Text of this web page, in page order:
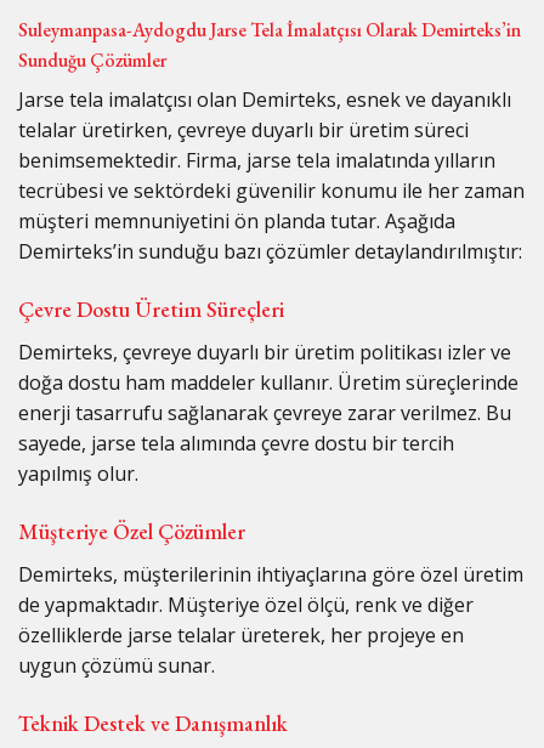
Suleymanpasa-Aydogdu Jarse Tela İmalatçısı Olarak Demirteks’in
Sunduğu Çözümler
Jarse tela imalatçısı olan Demirteks, esnek ve dayanıklı
telalar üretirken, çevreye duyarlı bir üretim süreci
benimsemektedir. Firma, jarse tela imalatında yılların
tecrübesi ve sektördeki güvenilir konumu ile her zaman
müşteri memnuniyetini ön planda tutar. Aşağıda
Demirteks’in sunduğu bazı çözümler detaylandırılmıştır:
Çevre Dostu Üretim Süreçleri
Demirteks, çevreye duyarlı bir üretim politikası izler ve
doğa dostu ham maddeler kullanır. Üretim süreçlerinde
enerji tasarrufu sağlanarak çevreye zarar verilmez. Bu
sayede, jarse tela alımında çevre dostu bir tercih
yapılmış olur.
Müşteriye Özel Çözümler
Demirteks, müşterilerinin ihtiyaçlarına göre özel üretim
de yapmaktadır. Müşteriye özel ölçü, renk ve diğer
özelliklerde jarse telalar üreterek, her projeye en
uygun çözümü sunar.
Teknik Destek ve Danışmanlık